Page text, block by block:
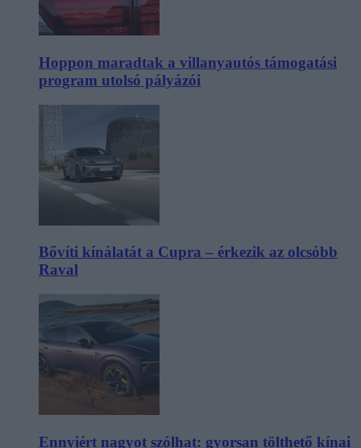
Hoppon maradtak a villanyautós támogatási
program utolsó pályázói
Bővíti kínálatát a Cupra – érkezik az olcsóbb
Raval
Ennyiért nagyot szólhat: gyorsan tölthető kínai